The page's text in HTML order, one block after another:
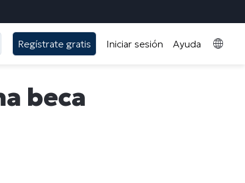
Regístrate gratis Iniciar sesión Ayuda
beca